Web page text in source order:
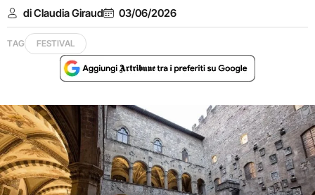
di Claudia Giraud 03/06/2026
TAG FESTIVAL